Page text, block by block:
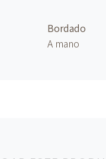
Bordado
A mano